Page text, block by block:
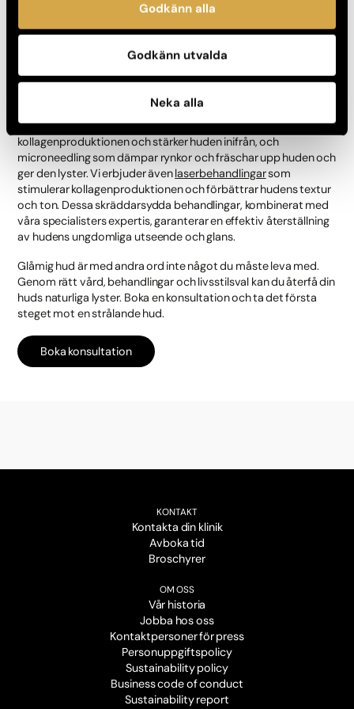
Godkänn alla
Godkänn utvalda
Neka alla
För de som söker mer intensiva lösningar finns avancerade
behandlingar för att effektivt bekämpa glåmig hud. Våra
specialister använder sig av de senaste teknikerna inom
estetisk och rekonstruktiv plastikkirurgi samt
injektionsbehandlingar. Bland våra behandlingar finns bland
som rengör på djupet och förnyar huden,
Dermapensom är en fraktionerad nålbehandling som ökar
kollagenproduktionen och stärker huden inifrån, och
microneedling som dämpar rynkor och fräschar upp huden och
ger den lyster. Vi erbjuder ävenlaserbehandlingarsom
stimulerar kollagenproduktionen och förbättrar hudens textur
och ton. Dessa skräddarsydda behandlingar, kombinerat med
våra specialisters expertis, garanterar en effektiv återställning
av hudens ungdomliga utseende och glans.
Glåmig hud är med andra ord inte något du måste leva med.
Genom rätt vård, behandlingar och livsstilsval kan du återfå din
huds naturliga lyster. Boka en konsultation och ta det första
steget mot en strålande hud.
Boka konsultation
KONTAKT
Kontakta din klinik
Avboka tid
Broschyrer
OM OSS
Vår historia
Jobba hos oss
Kontaktpersoner för press
Personuppgiftspolicy
Sustainability policy
Business code of conduct
Sustainability report